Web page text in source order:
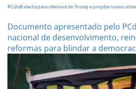
PCdoB alerta para ofensiva de Trump e propõe rumos
Documento apresentado pelo
nacional de desenvolvimento,
reformas para blindar a